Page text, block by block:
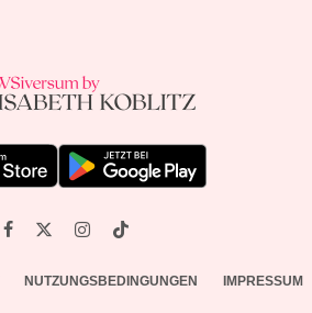
NUTZUNGSBEDINGUNGEN IMPRESSUM